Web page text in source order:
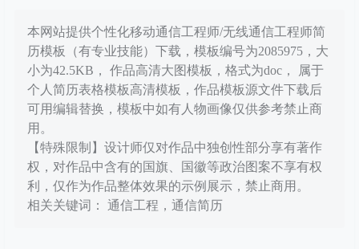
本网站提供个性化移动通信工程师/无线通信工程师简
历模板（有专业技能）下载，模板编号为2085975，大
小为42.5KB， 作品高清大图模板，格式为doc， 属于
个人简历表格模板高清模板，作品模板源文件下载后
可用编辑替换，模板中如有人物画像仅供参考禁止商
用。
【特殊限制】设计师仅对作品中独创性部分享有著作
权，对作品中含有的国旗、国徽等政治图案不享有权
利，仅作为作品整体效果的示例展示，禁止商用。
相关关键词： 通信工程，通信简历